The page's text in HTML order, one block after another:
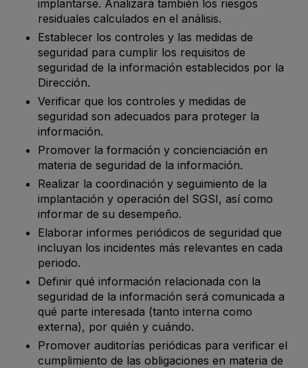
implantarse. Analizará también los riesgos
residuales calculados en el análisis.
Establecer los controles y las medidas de
seguridad para cumplir los requisitos de
seguridad de la información establecidos por la
Dirección.
Verificar que los controles y medidas de
seguridad son adecuados para proteger la
información.
Promover la formación y concienciación en
materia de seguridad de la información.
Realizar la coordinación y seguimiento de la
implantación y operación del SGSI, así como
informar de su desempeño.
Elaborar informes periódicos de seguridad que
incluyan los incidentes más relevantes en cada
periodo.
Definir qué información relacionada con la
seguridad de la información será comunicada a
qué parte interesada (tanto interna como
externa), por quién y cuándo.
Promover auditorías periódicas para verificar el
cumplimiento de las obligaciones en materia de